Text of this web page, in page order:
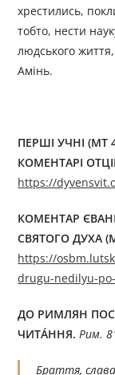
хрестились,
тобто, нести
людського
Амінь.
ПЕРШІ УЧНІ (МТ
КОМЕНТАРІ
https://
КОМЕНТАР
СВЯТОГО ДУХА
https://
drugu-nedilyu-
ДО РИМЛЯН
ЧИТÁННЯ.Рим.
Браття,